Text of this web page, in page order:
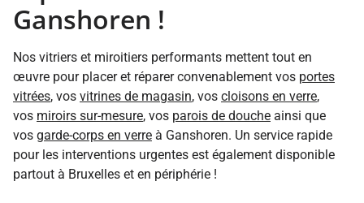
Ganshoren !
Nos vitriers et miroitiers performants mettent tout en
œuvre pour placer et réparer convenablement vos portes
vitrées, vos vitrines de magasin, vos cloisons en verre,
vos miroirs sur-mesure, vos parois de douche ainsi que
vos garde-corps en verre à Ganshoren. Un service rapide
pour les interventions urgentes est également disponible
partout à Bruxelles et en périphérie !